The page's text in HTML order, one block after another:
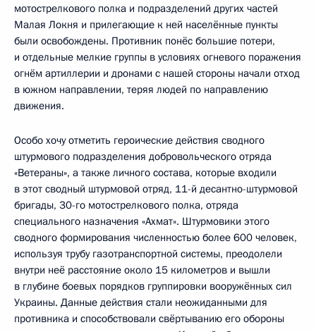
мотострелкового полка и подразделений других частей
Малая Локня и прилегающие к ней населённые пункты
были освобождены. Противник понёс большие потери,
и отдельные мелкие группы в условиях огневого поражения
огнём артиллерии и дронами с нашей стороны начали отход
в южном направлении, теряя людей по направлению
движения.
Особо хочу отметить героические действия сводного
штурмового подразделения добровольческого отряда
«Ветераны», а также личного состава, которые входили
в этот сводный штурмовой отряд, 11-й десантно-штурмовой
бригады, 30-го мотострелкового полка, отряда
специального назначения «Ахмат». Штурмовики этого
сводного формирования численностью более 600 человек,
используя трубу газотранспортной системы, преодолели
внутри неё расстояние около 15 километров и вышли
в глубине боевых порядков группировки вооружённых сил
Украины. Данные действия стали неожиданными для
противника и способствовали свёртыванию его обороны